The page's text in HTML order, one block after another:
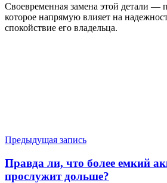
Своевременная замена этой детали —
которое напрямую влияет на
спокойствие его владельца.
Навигация
по
записям
Предыдущая запись
Правда ли, что более емкий
прослужит дольше?